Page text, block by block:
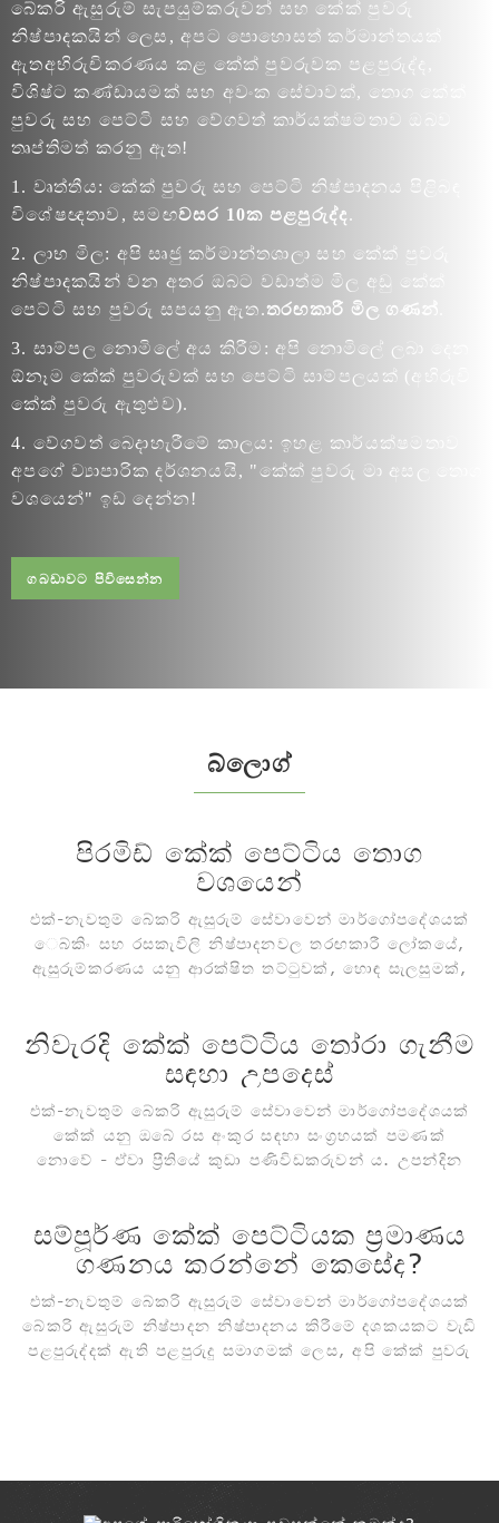
බේකරි ඇසුරුම් සැපයුම්කරුවන් සහ කේක් පුවරු
නිෂ්පාදකයින් ලෙස, අපට පොහොසත් කර්මාන්තයක්
ඇතඅභිරුචිකරණය කළ කේක් පුවරුවක පළපුරුද්ද
විශිෂ්ට කණ්ඩායමක් සහ අවංක සේවාවක්, තොග කේක්
පුවරු සහ පෙට්ටි සහ වේගවත් කාර්යක්ෂමතාව ඔබව
තෘප්තිමත් කරනු ඇත!
1. වෘත්තීය: කේක් පුවරු සහ පෙට්ටි නිෂ්පාදනය පිළිබඳ
විශේෂඥතාව, සමඟවසර 10ක පළපුරුද්ද.
2. ලාභ මිල: අපි සෘජු කර්මාන්තශාලා සහ කේක් පුවරු
නිෂ්පාදකයින් වන අතර ඔබට වඩාත්ම මිල අඩු කේක්
පෙට්ටි සහ පුවරු සපයනු ඇත.තරඟකාරී මිල ගණන්
3. සාම්පල නොමිලේ අය කිරීම: අපි නොමිලේ ලබා දෙන
ඕනෑම කේක් පුවරුවක් සහ පෙට්ටි සාම්පලයක් (අභිරුචි
කේක් පුවරු ඇතුළුව).
4. වේගවත් බෙදාහැරීමේ කාලය: ඉහළ කාර්යක්ෂමතාව
අපගේ ව්‍යාපාරික දර්ශනයයි, "කේක් පුවරු මා අසල තොග
වශයෙන්" ඉඩ දෙන්න!
ගබඩාවට පිවිසෙන්න
බ්ලොග්
පිරමිඩ් කේක් පෙට්ටිය තොග
වශයෙන්
එක්-නැවතුම් බේකරි ඇසුරුම් සේවාවෙන් මාර්ගෝපදේශයක්
ෙබ්කිං සහ රසකැවිලි නිෂ්පාදනවල තරඟකාරී ලෝකයේ,
ඇසුරුම්කරණය යනු ආරක්ෂිත තට්ටුවක්, හොඳ සැලසුමක්,
නිවැරදි කේක් පෙට්ටිය තෝරා ගැනීම
සඳහා උපදෙස්
එක්-නැවතුම් බේකරි ඇසුරුම් සේවාවෙන් මාර්ගෝපදේශයක්
කේක් යනු ඔබේ රස අංකුර සඳහා සංග්‍රහයක් පමණක්
නොවේ - ඒවා ප්‍රීතියේ කුඩා පණිවිඩකරුවන් ය. උපන්දින
සම්පූර්ණ කේක් පෙට්ටියක ප්‍රමාණය
ගණනය කරන්නේ කෙසේද?
එක්-නැවතුම් බේකරි ඇසුරුම් සේවාවෙන් මාර්ගෝපදේශයක්
බේකරි ඇසුරුම් නිෂ්පාදන නිෂ්පාදනය කිරීමේ දශකයකට වැඩි
පළපුරුද්දක් ඇති පළපුරුදු සමාගමක් ලෙස, අපි කේක් පුවරු